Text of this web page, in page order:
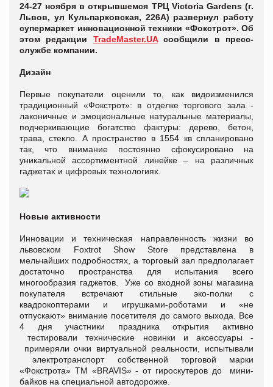
24-27 ноября в открывшемся ТРЦ Victoria Gardens (г.
Львов, ул Кульпарковская, 226А) развернул работу
супермаркет инновационной техники «Фокстрот». Об
этом редакции TradeMaster.UAсообщили в пресс-
службе компании.
Дизайн
Первые покупатели оценили то, как видоизменился
традиционный «Фокстрот»: в отделке торгового зала -
лаконичные и эмоциональные натуральные материалы,
подчеркивающие богатство фактуры: дерево, бетон,
трава, стекло. А пространство в 1554 кв спланировано
так, что внимание постоянно сфокусировано на
уникальной ассортиментной линейке – на различных
гаджетах и цифровых технологиях.
Новые активности
Инновации и техническая направленность жизни во
львовском Foxtrot Show Store представлена в
мельчайших подробностях, а торговый зал предполагает
достаточно пространства для испытания всего
многообразия гаджетов. Уже со входной зоны магазина
покупателя встречают стильные эко-полки с
квадрокоптерами и игрушками-роботами и «не
отпускают» внимание посетителя до самого выхода. Все
4 дня участники праздника открытия активно
тестировали технические новинки и аксессуары -
примеряли очки виртуальной реальности, испытывали
электротранспорт собственной торговой марки
«Фокстрота» ТМ «BRAVIS» - от гироскутеров до мини-
байков на специальной автодорожке.